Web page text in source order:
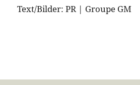
Text/Bilder: PR | Groupe GM